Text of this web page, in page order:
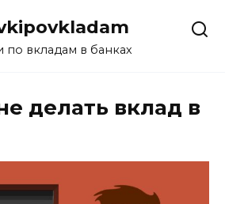
по вкладам в банках
делать вклад в